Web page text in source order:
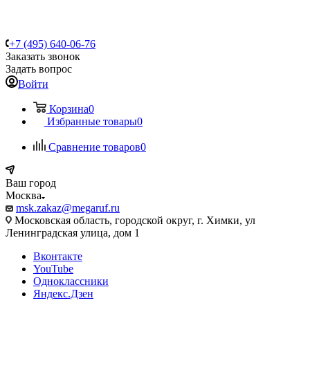
+7 (495) 640-06-76
Заказать звонок
Задать вопрос
Войти
Корзина0
Избранные товары0
Сравнение товаров0
Ваш город
Москва
msk.zakaz@megaruf.ru
Московская область, городской округ, г. Химки, ул
Ленинградская улица, дом 1
Вконтакте
YouTube
Одноклассники
Яндекс.Дзен